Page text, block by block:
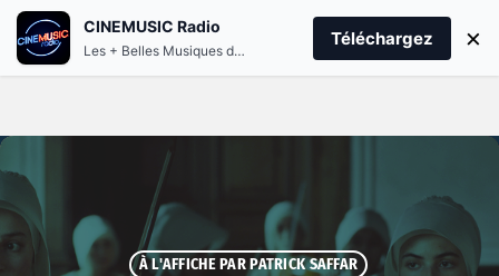
play_arrow PLAY CINEMUSIC
À L'AFFICHE PAR PATRICK SAFFAR
CINEMUSIC Radio
Les + Belles Musiques de Films et Séries
Téléchargez ×